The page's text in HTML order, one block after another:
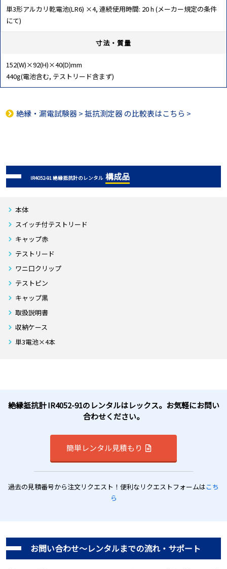
単3形アルカリ乾電池(LR6) ×4, 連続使用時間: 20 h (メーカー規定の条件
にて)
寸法・質量
152(W)×92(H)×40(D)mm
440g(電池含む, テストリード含まず)
絶縁・漏電試験器>抵抗測定器の比較表はこちら >
IR4052-91 絶縁抵抗計のレンタル 構成品
本体
スイッチ付テストリード
キャップ赤
テストリード
ワニ口クリップ
テストピン
キャップ黒
取扱説明書
収納ケース
単3電池×4本
絶縁抵抗計 IR4052-91のレンタルはレックス。お気軽にお問い
合わせください。
簡単レンタル見積もり
過去の見積番号から注文リクエスト！便利なリクエストフォームはこち
ら
お問い合わせ～レンタルまでの流れ・サポート